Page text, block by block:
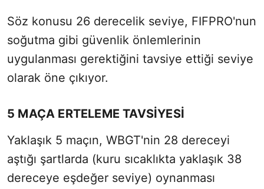
Söz konusu 26 derecelik seviye, FIFPRO'nun
soğutma gibi güvenlik önlemlerinin
uygulanması gerektiğini tavsiye ettiği seviye
olarak öne çıkıyor.
5 MAÇA ERTELEME TAVSİYESİ
Yaklaşık 5 maçın, WBGT'nin 28 dereceyi
aştığı şartlarda (kuru sıcaklıkta yaklaşık 38
dereceye eşdeğer seviye) oynanması